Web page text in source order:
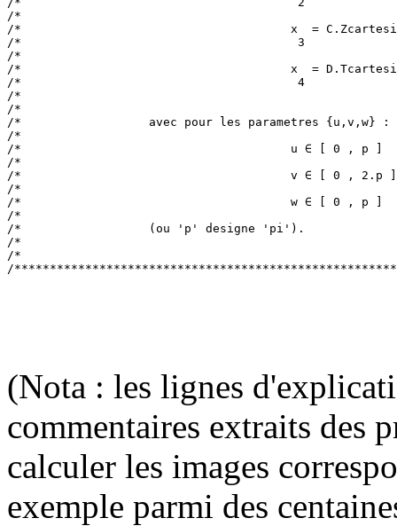
/*
/*                                      x  =
/*                                       3
/*
/*                                      x  =
/*                                       4
/*
/*
/*                  avec pour les parametres
/*
/*                                      u ∈ [ 0 ,
/*
/*                                      v ∈ [ 0 ,
/*
/*                                      w ∈ [ 0 ,
/*
/*                  (ou 'p' designe 'pi').
/*
/*
(Nota : les lignes
commentaires extraits des
calculer les images
exemple parmi des